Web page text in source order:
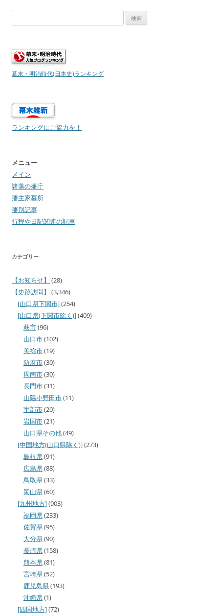
索:
幕末・明治時代(日本史)ランキング
ランキングにご協力を！
メニュー
メイン
諸藩の藩庁
藩主家墓所
藩別記事
行程や日記関連の記事
カテゴリー
【お知らせ】
(28)
【史跡訪問】
(3,346)
[山口県下関市](254)
[山口県(下関市除く)](409)
萩市(96)
山口市(102)
美祢市(19)
防府市(30)
周南市(30)
長門市(31)
山陽小野田市(11)
宇部市(20)
岩国市(21)
山口県その他(49)
[中国地方(山口県除く)](273)
島根県(91)
広島県(88)
鳥取県(33)
岡山県(60)
[九州地方](903)
福岡県(233)
佐賀県(95)
大分県(90)
長崎県(158)
熊本県(81)
宮崎県(52)
鹿児島県(193)
沖縄県(1)
[四国地方](72)